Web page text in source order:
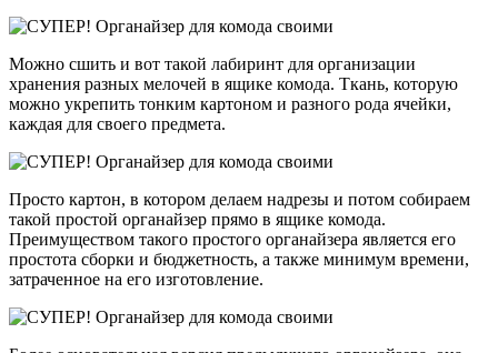
Можно сшить и вот такой лабиринт для организации
хранения разных мелочей в ящике комода. Ткань, которую
можно укрепить тонким картоном и разного рода ячейки,
каждая для своего предмета.
Просто картон, в котором делаем надрезы и потом собираем
такой простой органайзер прямо в ящике комода.
Преимуществом такого простого органайзера является его
простота сборки и бюджетность, а также минимум времени,
затраченное на его изготовление.